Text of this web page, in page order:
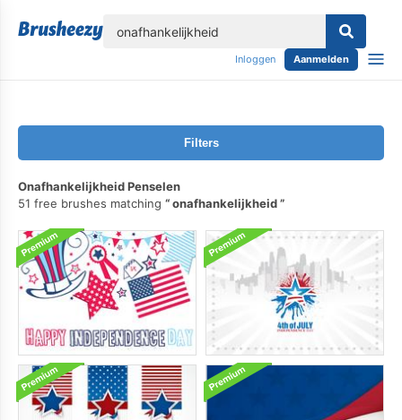
Inloggen Aanmelden
Filters
Onafhankelijkheid Penselen
51 free brushes matching
onafhankelijkheid